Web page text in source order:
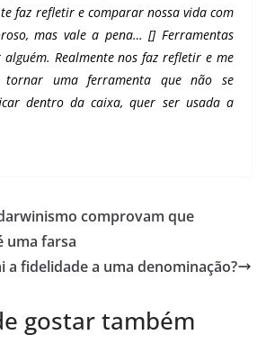
faz refletir e comparar nossa vida com
mas vale a pena… [] Ferramentas
Realmente nos faz refletir e me
tornar uma ferramenta que não se
dentro da caixa, quer ser usada a
comprovam que
uma farsa
a fidelidade a uma denominação?
gostar também